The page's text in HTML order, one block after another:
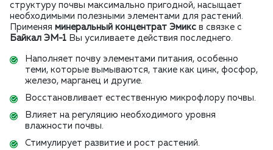
структуру почвы максимально пригодной, насыщает
необходимыми полезными элементами для растений.
Применяя минеральный концентрат Эмикс в связке с
Байкал ЭМ-1 Вы усиливаете действия последнего.
Наполняет почву элементами питания, особенно
теми, которые вымываются, такие как цинк, фосфор,
железо, марганец и другие.
Восстановливает естественную микрофлору почвы.
Влияет на регуляцию необходимого уровня
влажности почвы.
Стимулирует развитие и рост растений.